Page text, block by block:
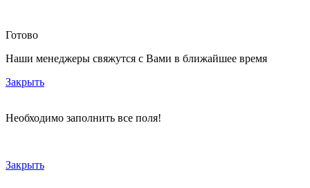
Готово
Наши менеджеры свяжутся с Вами в ближайшее время
Закрыть
Необходимо заполнить все поля!
Закрыть